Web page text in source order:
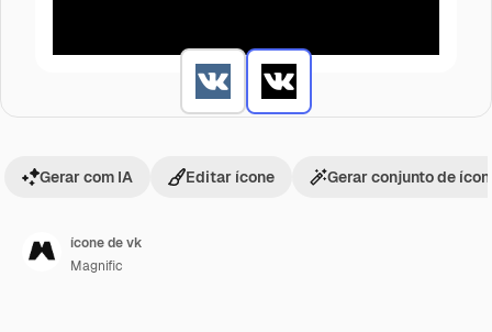
Gerar com IA Editar ícone Gerar conjunto de
ícone de vk
Magnific